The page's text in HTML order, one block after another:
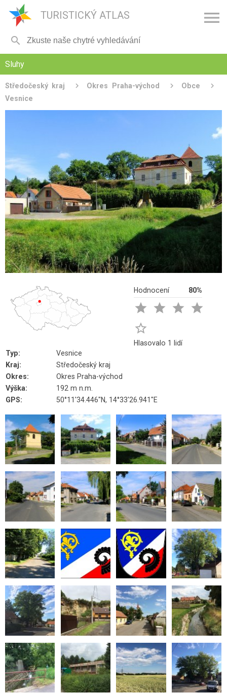
TURISTICKÝ ATLAS 

Sluhy
Středočeský kraj Okres Praha-východ
Obce
Vesnice
Hodnocení 80%
   

Hlasovalo 1 lidí
Typ:
Vesnice
Kraj:
Středočeský kraj
Okres:
Okres Praha-východ
Výška:
192 m n.m.
GPS:
50°11'34.446"N, 14°33'26.941"E